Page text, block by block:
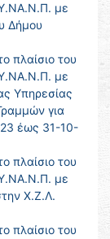
με
Δήμου
πλαίσιο του
με
Υπηρεσίας
για
έως 31-10-
πλαίσιο του
με
Χ.Ζ.Λ.
πλαίσιο του